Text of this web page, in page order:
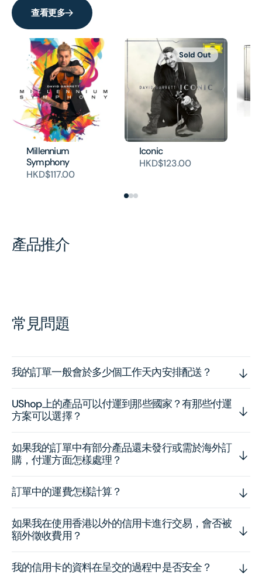
查看更多
Millennium
Symphony
HKD$117.00
Iconic
HKD$123.00
Sold Out
產品推介
常見問題
我的訂單一般會於多少個工作天內安排配送？
UShop上的產品可以付運到那些國家？有那些付運
方案可以選擇？
如果我的訂單中有部分產品還未發行或需於海外訂
購，付運方面怎樣處理？
訂單中的運費怎樣計算？
如果我在使用香港以外的信用卡進行交易，會否被
額外徵收費用？
我的信用卡的資料在呈交的過程中是否安全？